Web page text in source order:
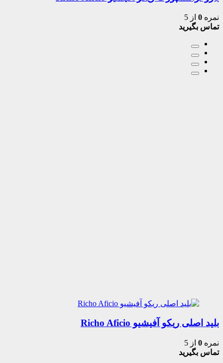
نمره 0 از 5
تماس بگیرید
بلید اصلی ریکو آفیشیو Richo Aficio
نمره 0 از 5
تماس بگیرید